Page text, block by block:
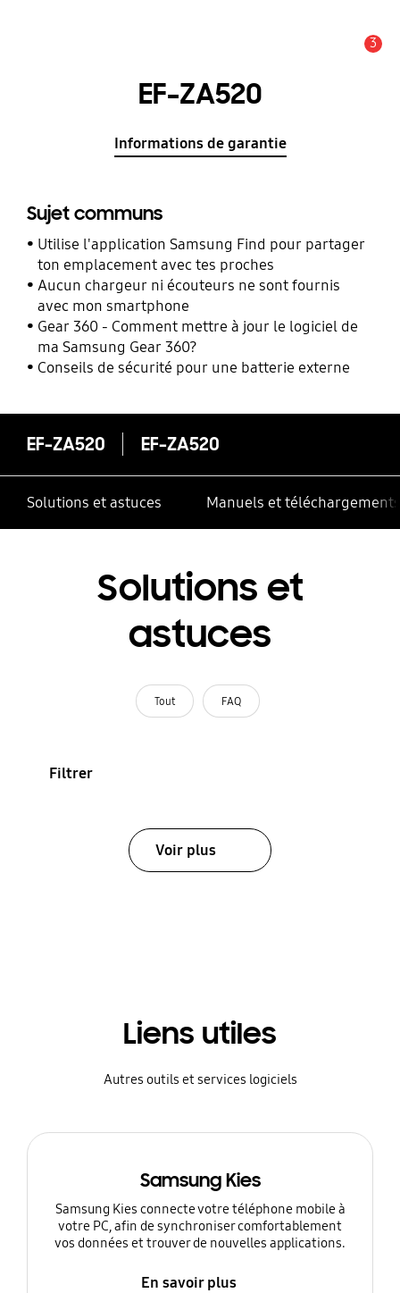
3
EF-ZA520
Informations de garantie
Sujet communs
Utilise l'application Samsung Find pour partager
ton emplacement avec tes proches
Aucun chargeur ni écouteurs ne sont fournis
avec mon smartphone
Gear 360 - Comment mettre à jour le logiciel de
ma Samsung Gear 360?
Conseils de sécurité pour une batterie externe
EF-ZA520 EF-ZA520
Solutions et astuces Manuels et téléchargements
Solutions et
astuces
Tout FAQ
Filtrer
Voir plus
Liens utiles
Autres outils et services logiciels
Samsung Kies
Samsung Kies connecte votre téléphone mobile à
votre PC, afin de synchroniser comfortablement
vos données et trouver de nouvelles applications.
En savoir plus